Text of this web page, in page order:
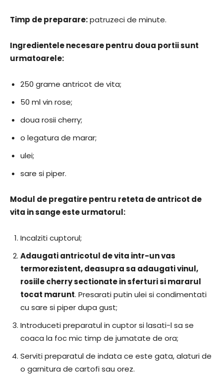
Timp de preparare:patruzeci de minute.
Ingredientele necesare pentru doua portii sunt
urmatoarele:
250 grame antricot de vita;
50 ml vin rose;
doua rosii cherry;
o legatura de marar;
ulei;
sare si piper.
Modul de pregatire pentru reteta de antricot de
vita in sange este urmatorul:
Incalziti cuptorul;
Adaugati antricotul de vita intr-un vas
termorezistent, deasupra sa adaugati vinul,
rosiile cherry sectionate in sferturi si mararul
tocat marunt. Presarati putin ulei si condimentati
cu sare si piper dupa gust;
Introduceti preparatul in cuptor si lasati-l sa se
coaca la foc mic timp de jumatate de ora;
Serviti preparatul de indata ce este gata, alaturi de
o garnitura de cartofi sau orez.